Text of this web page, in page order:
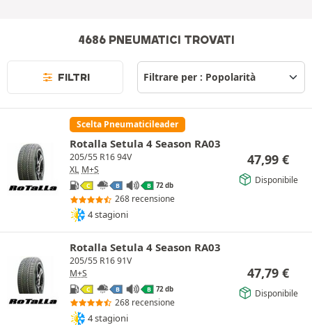
4686 PNEUMATICI TROVATI
FILTRI
Scelta Pneumaticileader
Rotalla Setula 4 Season RA03
205/55 R16 94V
XL M+S
C B B 72 db
268 recensione
4 stagioni
47,99 €
Disponibile
Rotalla Setula 4 Season RA03
205/55 R16 91V
M+S
C B B 72 db
268 recensione
4 stagioni
47,79 €
Disponibile